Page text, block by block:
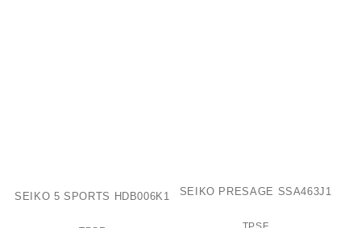
SEIKO 5 SPORTS HDB006K1 SEIKO PRESAGE SSA463J1